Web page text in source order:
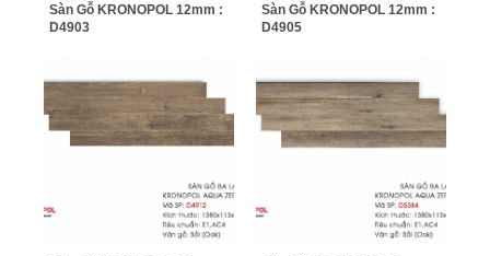
Sàn Gỗ KRONOPOL 12mm :
D4903
Sàn Gỗ KRONOPOL 12mm :
D4905